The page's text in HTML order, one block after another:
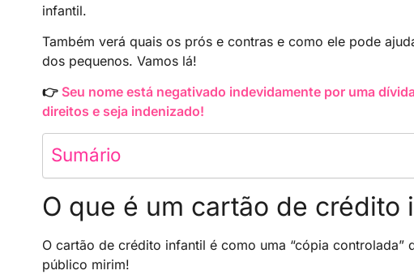
infantil.
Também verá quais os prós e contras e como ele pode
dos pequenos. Vamos lá!
👉 Seu nome está negativado indevidamente por uma
direitos e seja indenizado!
Sumário
O que é um cartão de crédito
O cartão de crédito infantil é como uma “cópia
público mirim!